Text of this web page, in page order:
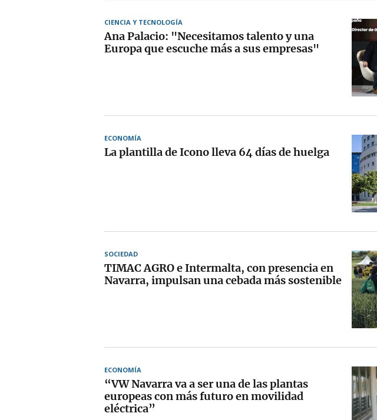
CIENCIA Y TECNOLOGÍA
Ana Palacio: "Necesitamos talento y una
Europa que escuche más a sus empresas"
ECONOMÍA
La plantilla de Icono lleva 64 días de huelga
SOCIEDAD
TIMAC AGRO e Intermalta, con presencia en
Navarra, impulsan una cebada más sostenible
ECONOMÍA
“VW Navarra va a ser una de las plantas
europeas con más futuro en movilidad
eléctrica”